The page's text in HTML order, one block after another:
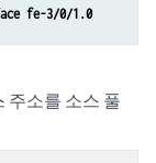
fe-3/0/1.0
주소를 소스 풀